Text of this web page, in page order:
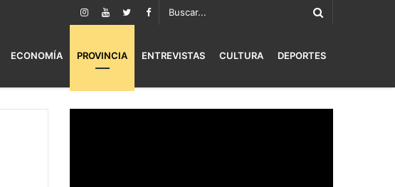
ECONOMÍA PROVINCIA ENTREVISTAS CULTURA DEPORTES